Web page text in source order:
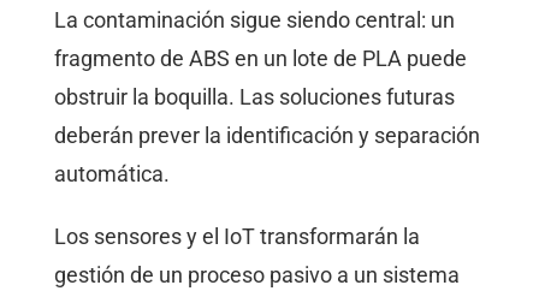
La contaminación sigue siendo central: un
fragmento de ABS en un lote de PLA puede
obstruir la boquilla. Las soluciones futuras
deberán prever la identificación y separación
automática.
Los sensores y el IoT transformarán la
gestión de un proceso pasivo a un sistema